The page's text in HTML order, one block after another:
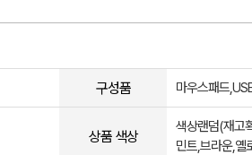
구성품 마우스패드
상품 색상
색상랜덤(재고
민트,브라운,옐